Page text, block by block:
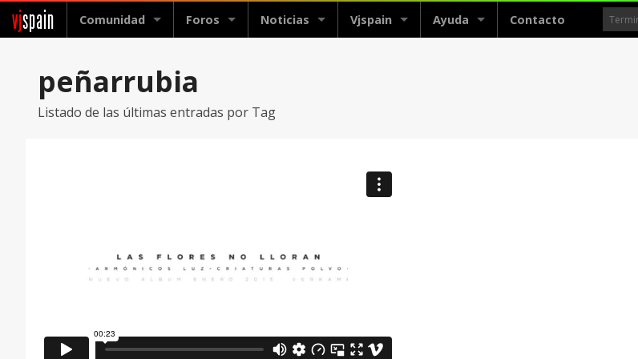
vjspain Comunidad Foros Noticias Vjspain Ayuda Contacto
peñarrubia
Listado de las últimas entradas por Tag